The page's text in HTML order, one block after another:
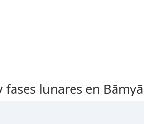
lunares en